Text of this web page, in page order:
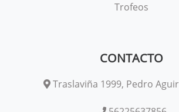
Trofeos
CONTACTO
Traslaviña 1999, Pedro